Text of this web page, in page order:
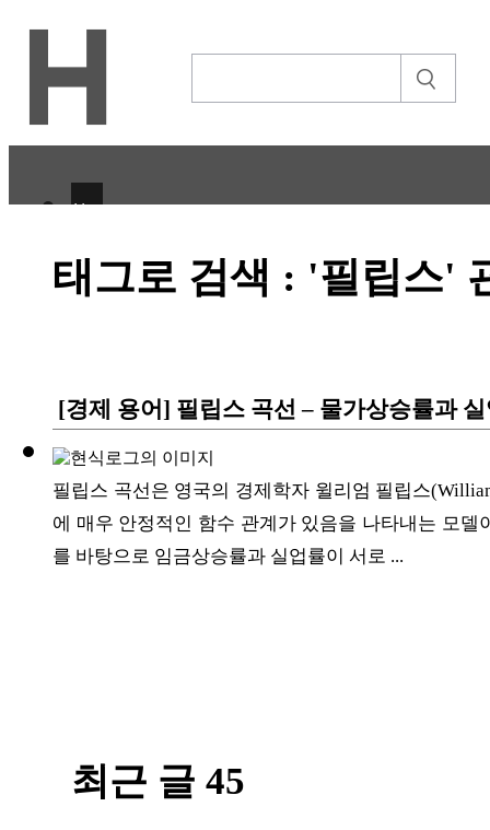
H
CULTURE
STORY
ABOUT
ETC
태그로 검색 : '필립스'
[경제 용어] 필립스 곡선 – 물가상승률과
필립스 곡선은 영국의 경제학자 윌리엄 필립스
에 매우 안정적인 함수 관계가 있음을 나타내는 모
를 바탕으로 임금상승률과 실업률이 서로 ...
최근 글 45